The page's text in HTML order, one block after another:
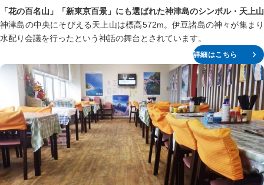
「花の百名山」「新東京百景」にも選ばれた神津島のシンボル・天上山
神津島の中央にそびえる天上山は標高572m。伊豆諸島の神々が集まり
水配り会議を行ったという神話の舞台とされています。
詳細はこちら